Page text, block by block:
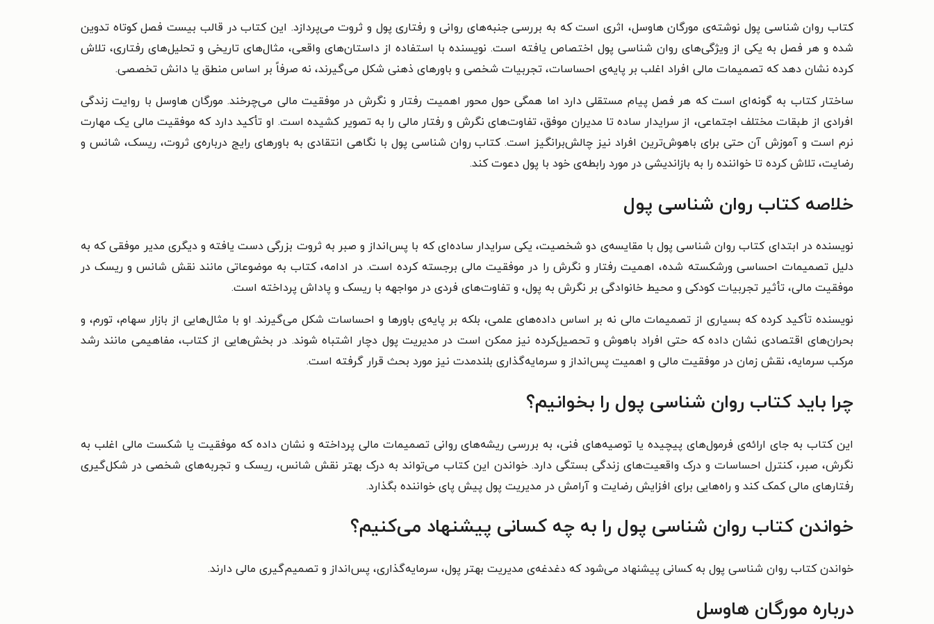
کتاب روان شناسی پول نوشته‌ی مورگان هاوسل، اثری است که به بررسی جنبه‌های روانی و رفتاری پول و ثروت می‌پردازد. این کتاب در قالب بیست فصل کوتاه تدوین
شده و هر فصل به یکی از ویژگی‌های روان‌ شناسی پول اختصاص یافته است. نویسنده با استفاده از داستان‌های واقعی، مثال‌های تاریخی و تحلیل‌های رفتاری، تلاش
کرده نشان دهد که تصمیمات مالی افراد اغلب بر پایه‌ی احساسات، تجربیات شخصی و باورهای ذهنی شکل می‌گیرند، نه صرفاً بر اساس منطق یا دانش تخصصی.
ساختار کتاب به گونه‌ای است که هر فصل پیام مستقلی دارد اما همگی حول محور اهمیت رفتار و نگرش در موفقیت مالی می‌چرخند. مورگان هاوسل با روایت زندگی
افرادی از طبقات مختلف اجتماعی، از سرایدار ساده تا مدیران موفق، تفاوت‌های نگرش و رفتار مالی را به تصویر کشیده است. او تأکید دارد که موفقیت مالی یک مهارت
نرم است و آموزش آن حتی برای باهوش‌ترین افراد نیز چالش‌برانگیز است. کتاب روان‌ شناسی پول با نگاهی انتقادی به باورهای رایج درباره‌ی ثروت، ریسک، شانس و
رضایت، تلاش کرده تا خواننده را به بازاندیشی در مورد رابطه‌ی خود با پول دعوت کند.
خلاصه کتاب روان شناسی پول
نویسنده در ابتدای کتاب روان شناسی پول با مقایسه‌ی دو شخصیت، یکی سرایدار ساده‌ای که با پس‌انداز و صبر به ثروت بزرگی دست یافته و دیگری مدیر موفقی که به
دلیل تصمیمات احساسی ورشکسته شده، اهمیت رفتار و نگرش را در موفقیت مالی برجسته کرده است. در ادامه، کتاب به موضوعاتی مانند نقش شانس و ریسک در
موفقیت مالی، تأثیر تجربیات کودکی و محیط خانوادگی بر نگرش به پول، و تفاوت‌های فردی در مواجهه با ریسک و پاداش پرداخته است.
نویسنده تأکید کرده که بسیاری از تصمیمات مالی نه بر اساس داده‌های علمی، بلکه بر پایه‌ی باورها و احساسات شکل می‌گیرند. او با مثال‌هایی از بازار سهام، تورم، و
بحران‌های اقتصادی نشان داده که حتی افراد باهوش و تحصیل‌کرده نیز ممکن است در مدیریت پول دچار اشتباه شوند. در بخش‌هایی از کتاب، مفاهیمی مانند رشد
مرکب سرمایه، نقش زمان در موفقیت مالی و اهمیت پس‌انداز و سرمایه‌گذاری بلندمدت نیز مورد بحث قرار گرفته است.
چرا باید کتاب روان شناسی پول را بخوانیم؟
این کتاب به جای ارائه‌ی فرمول‌های پیچیده یا توصیه‌های فنی، به بررسی ریشه‌های روانی تصمیمات مالی پرداخته و نشان داده که موفقیت یا شکست مالی اغلب به
نگرش، صبر، کنترل احساسات و درک واقعیت‌های زندگی بستگی دارد. خواندن این کتاب می‌تواند به درک بهتر نقش شانس، ریسک و تجربه‌های شخصی در شکل‌گیری
رفتارهای مالی کمک کند و راه‌هایی برای افزایش رضایت و آرامش در مدیریت پول پیش پای خواننده بگذارد.
خواندن کتاب روان شناسی پول را به چه کسانی پیشنهاد می‌کنیم؟
خواندن کتاب روان شناسی پول به کسانی پیشنهاد می‌شود که دغدغه‌ی مدیریت بهتر پول، سرمایه‌گذاری، پس‌انداز و تصمیم‌گیری مالی دارند.
درباره مورگان هاوسل